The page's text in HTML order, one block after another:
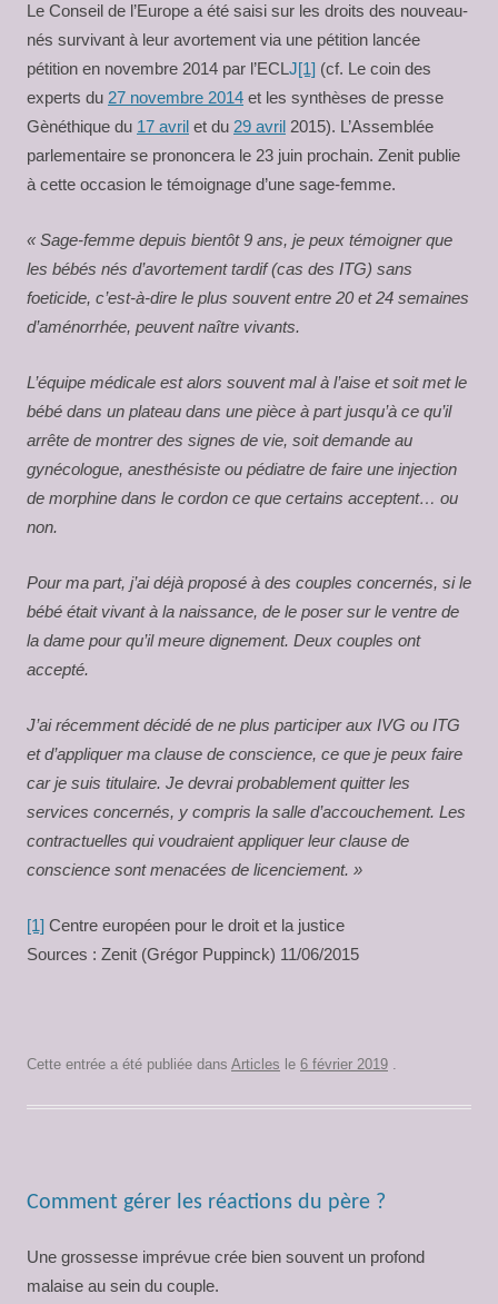
Le Conseil de l’Europe a été saisi sur les droits des nouveau-
nés survivant à leur avortement via une pétition lancée
pétition en novembre 2014 par l’ECL J[1] (cf. Le coin des
experts du 27 novembre 2014 et les synthèses de presse
Gènéthique du 17 avril et du 29 avril 2015). L’Assemblée
parlementaire se prononcera le 23 juin prochain. Zenit publie
à cette occasion le témoignage d’une sage-femme.
« Sage-femme depuis bientôt 9 ans, je peux témoigner que
les bébés nés d’avortement tardif (cas des ITG) sans
foeticide, c’est-à-dire le plus souvent entre 20 et 24 semaines
d’aménorrhée, peuvent naître vivants.
L’équipe médicale est alors souvent mal à l’aise et soit met le
bébé dans un plateau dans une pièce à part jusqu’à ce qu’il
arrête de montrer des signes de vie, soit demande au
gynécologue, anesthésiste ou pédiatre de faire une injection
de morphine dans le cordon ce que certains acceptent… ou
non.
Pour ma part, j’ai déjà proposé à des couples concernés, si le
bébé était vivant à la naissance, de le poser sur le ventre de
la dame pour qu’il meure dignement. Deux couples ont
accepté.
J’ai récemment décidé de ne plus participer aux IVG ou ITG
et d’appliquer ma clause de conscience, ce que je peux faire
car je suis titulaire. Je devrai probablement quitter les
services concernés, y compris la salle d’accouchement. Les
contractuelles qui voudraient appliquer leur clause de
conscience sont menacées de licenciement. »
[1] Centre européen pour le droit et la justice
Sources : Zenit (Grégor Puppinck) 11/06/2015
Cette entrée a été publiée dans Articles le 6 février 2019 .
Comment gérer les réactions du père ?
Une grossesse imprévue crée bien souvent un profond
malaise au sein du couple.